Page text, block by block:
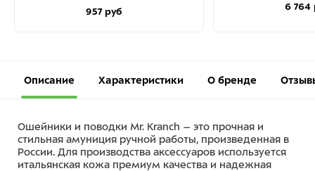
957 руб 6 764
Описание Характеристики О бренде
Ошейники и поводки Mr. Kranch – это прочная и
стильная амуниция ручной работы, произведенная в
России. Для производства аксессуаров используется
итальянская кожа премиум качества и надежная